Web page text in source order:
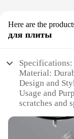
Here are the
для плиты
Specifications:
Material:
Design and
Usage and
scratches and
dishwasher safe
Shape or